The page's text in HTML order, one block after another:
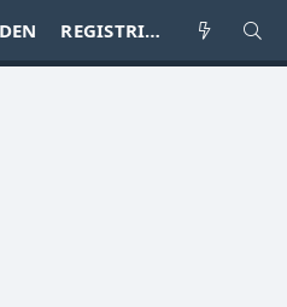
REGISTRIEREN